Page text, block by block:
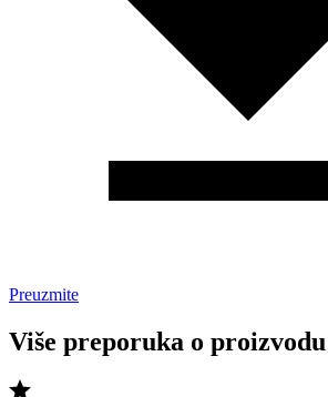
Preuzmite
Više preporuka o proizvodu